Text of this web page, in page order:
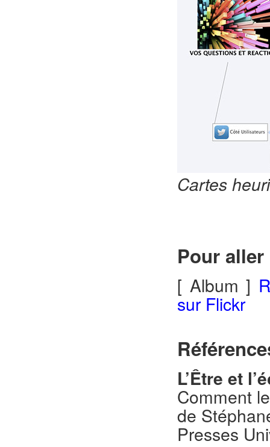
Cartes
Pour
[ Album ]
sur Flickr
L’Être et
Comment
de
Presses